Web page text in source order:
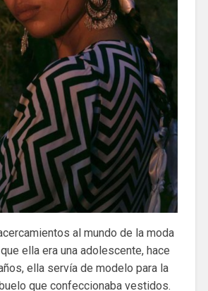
al mundo de la moda
ella era una adolescente, hace
ella servía de modelo para la
que confeccionaba vestidos.